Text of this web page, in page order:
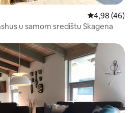
Prosječna
4,98 (46)
u samom središtu Skagena